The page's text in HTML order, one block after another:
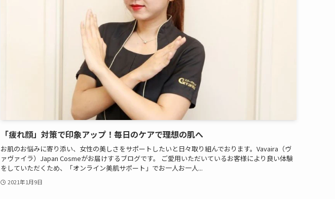
「疲れ顔」対策で印象アップ！毎日のケアで理想の肌へ
お肌のお悩みに寄り添い、女性の美しさをサポートしたいと日々取り組んでおります。Vavaira（ヴ
ァヴァイラ）Japan Cosmeがお届けするブログです。 ご愛用いただいているお客様により良い体験
をしていただくため、「オンライン美肌サポート」でお一人お一人...
2021年1月9日